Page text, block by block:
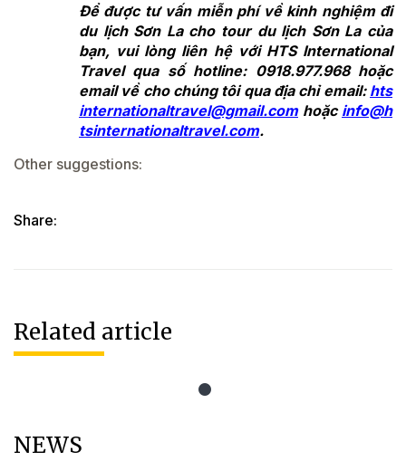
Để được tư vấn miễn phí về kinh nghiệm đi
du lịch Sơn La cho tour du lịch Sơn La của
bạn, vui lòng liên hệ với HTS International
Travel qua số hotline: 0918.977.968 hoặc
email về cho chúng tôi qua địa chỉ email: hts
internationaltravel@gmail.comhoặc info@h
tsinternationaltravel.com.
Other suggestions:
Share:
Related article
NEWS